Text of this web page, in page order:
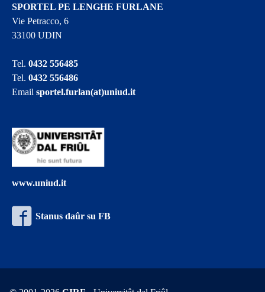
SPORTEL PE LENGHE FURLANE
Vie Petracco, 6
33100 UDIN
Tel.0432 556485
Tel.0432 556486
Emailsportel.furlan(at)uniud.it
www.uniud.it
Stanus daûr su FB